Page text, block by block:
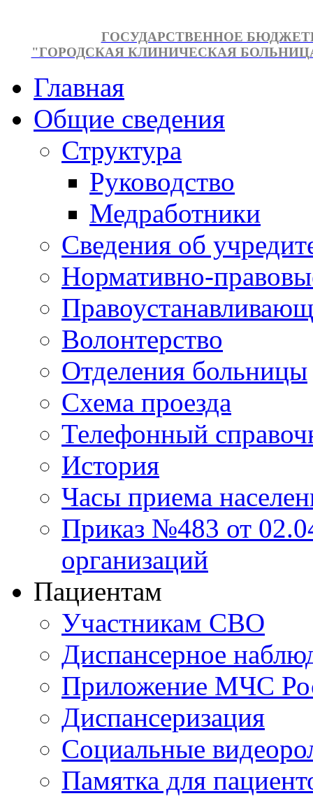
ГОСУДАРСТВЕННОЕ
"ГОРОДСКАЯ КЛИНИЧЕСКАЯ
Главная
Общие сведения
Структура
Руководство
Медработники
Сведения об
Нормативно-
Волонтерство
Отделения больницы
Схема проезда
Телефонный
История
Часы приема
Приказ №483 от
организаций
Пациентам
Участникам СВО
Диспансерное
Приложение МЧС
Диспансеризация
Социальные
Памятка для